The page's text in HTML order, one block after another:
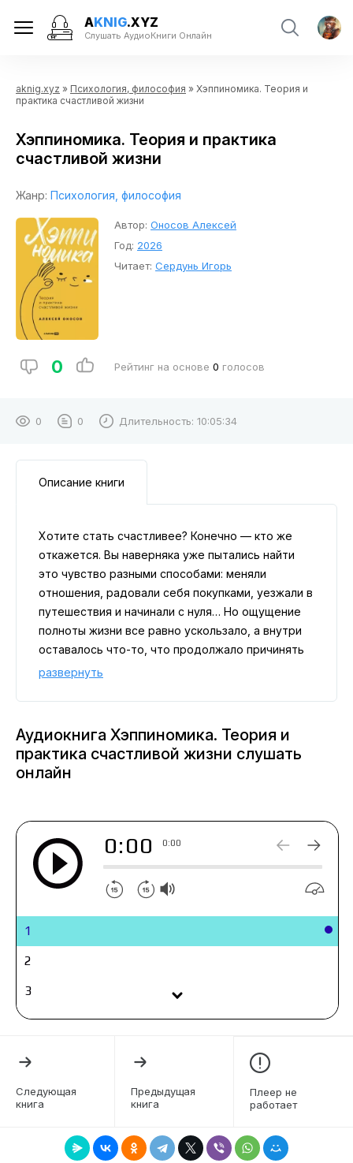
AKNIG.XYZ
Слушать АудиоКниги Онлайн
aknig.xyz » Психология, философия » Хэппиномика. Теория и
практика счастливой жизни
Хэппиномика. Теория и практика
счастливой жизни
Жанр: Психология, философия
Автор: Оносов Алексей
Год: 2026
Читает: Сердунь Игорь
0 Рейтинг на основе 0 голосов
0 0 Длительность: 10:05:34
Описание книги
Хотите стать счастливее? Конечно — кто же
откажется. Вы наверняка уже пытались найти
это чувство разными способами: меняли
отношения, радовали себя покупками, уезжали в
путешествия и начинали с нуля… Но ощущение
полноты жизни все равно ускользало, а внутри
оставалось что-то, что продолжало причинять
боль. Алексей Оносов уверен: источник счастья
аудиокниге «Хэппиномика. Теория и практика
ясную систему шагов, которая поможет
каждому слушателю выстроить более
счастливую жизнь.
развернуть
Аудиокнига Хэппиномика. Теория и
практика счастливой жизни слушать
онлайн
0:00 0:00
1
2
3
4
7
Следующая
книга
Предыдущая
книга
Плеер не
работает